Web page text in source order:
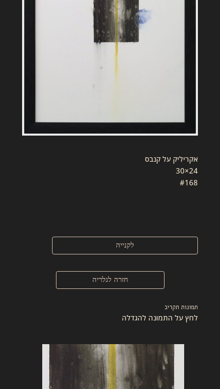
אקריליק על קנבס
24×30
#168
לקנייה
חזרה לגלריה
תמונות תקריב
לחץ על התמונה להגדלה